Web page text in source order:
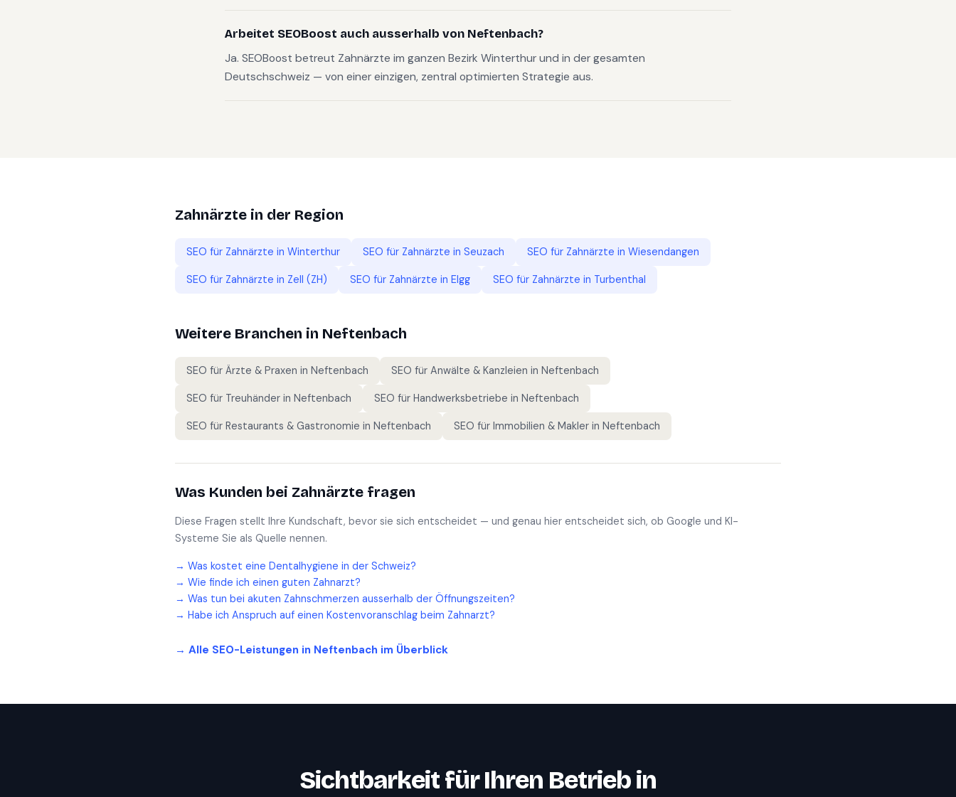
Arbeitet SEOBoost auch ausserhalb von Neftenbach?
Ja. SEOBoost betreut Zahnärzte im ganzen Bezirk Winterthur und in der gesamten
Deutschschweiz — von einer einzigen, zentral optimierten Strategie aus.
Zahnärzte in der Region
SEO für Zahnärzte in Winterthur SEO für Zahnärzte in Seuzach SEO für Zahnärzte in Wiesendangen
SEO für Zahnärzte in Zell (ZH) SEO für Zahnärzte in Elgg SEO für Zahnärzte in Turbenthal
Weitere Branchen in Neftenbach
SEO für Ärzte & Praxen in Neftenbach SEO für Anwälte & Kanzleien in Neftenbach
SEO für Treuhänder in Neftenbach SEO für Handwerksbetriebe in Neftenbach
SEO für Restaurants & Gastronomie in Neftenbach SEO für Immobilien & Makler in Neftenbach
Was Kunden bei Zahnärzte fragen
Diese Fragen stellt Ihre Kundschaft, bevor sie sich entscheidet — und genau hier entscheidet sich, ob Google und KI-
Systeme Sie als Quelle nennen.
→ Was kostet eine Dentalhygiene in der Schweiz?
→ Wie finde ich einen guten Zahnarzt?
→ Was tun bei akuten Zahnschmerzen ausserhalb der Öffnungszeiten?
→ Habe ich Anspruch auf einen Kostenvoranschlag beim Zahnarzt?
→ Alle SEO-Leistungen in Neftenbach im Überblick
Sichtbarkeit für Ihren Betrieb in